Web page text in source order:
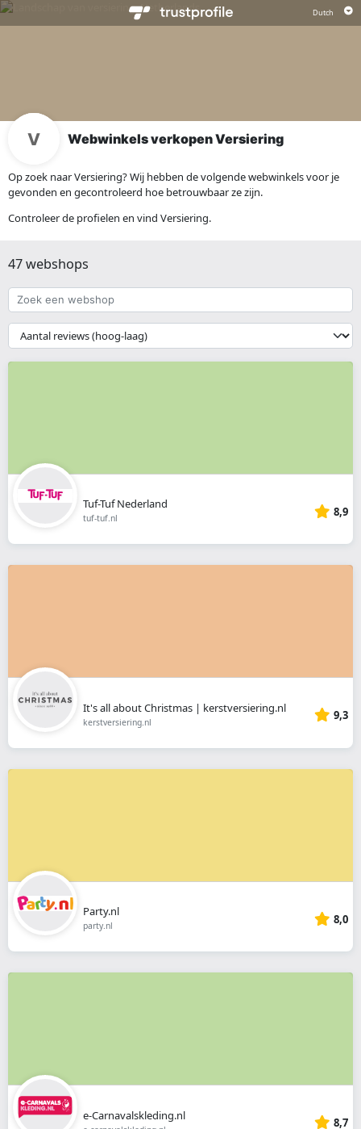
Webwinkels verkopen Versiering
Op zoek naar Versiering? Wij hebben de volgende webwinkels voor je
gevonden en gecontroleerd hoe betrouwbaar ze zijn.
Controleer de profielen en vind Versiering.
47 webshops
Zoek
een
webshop
{{
__('Sort')
}}
Tuf-Tuf Nederland
tuf-tuf.nl 8,9
It's all about Christmas | kerstversiering.nl
kerstversiering.nl 9,3
Party.nl
party.nl 8,0
e-Carnavalskleding.nl
8,7